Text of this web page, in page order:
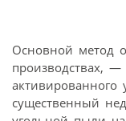
Основной метод
производствах,
активированного
существенный